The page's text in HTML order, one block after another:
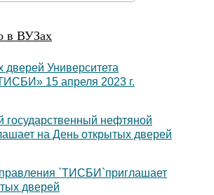
в ВУЗах
дверей Университета
15 апреля 2023 г.
государственный нефтяной
на День открытых дверей
`ТИСБИ`приглашает
дверей